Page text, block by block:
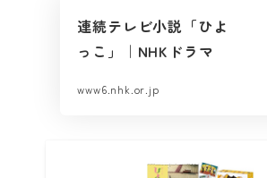
連続テレビ小説「ひよ
っこ」｜NHKドラマ
www6.nhk.or.jp